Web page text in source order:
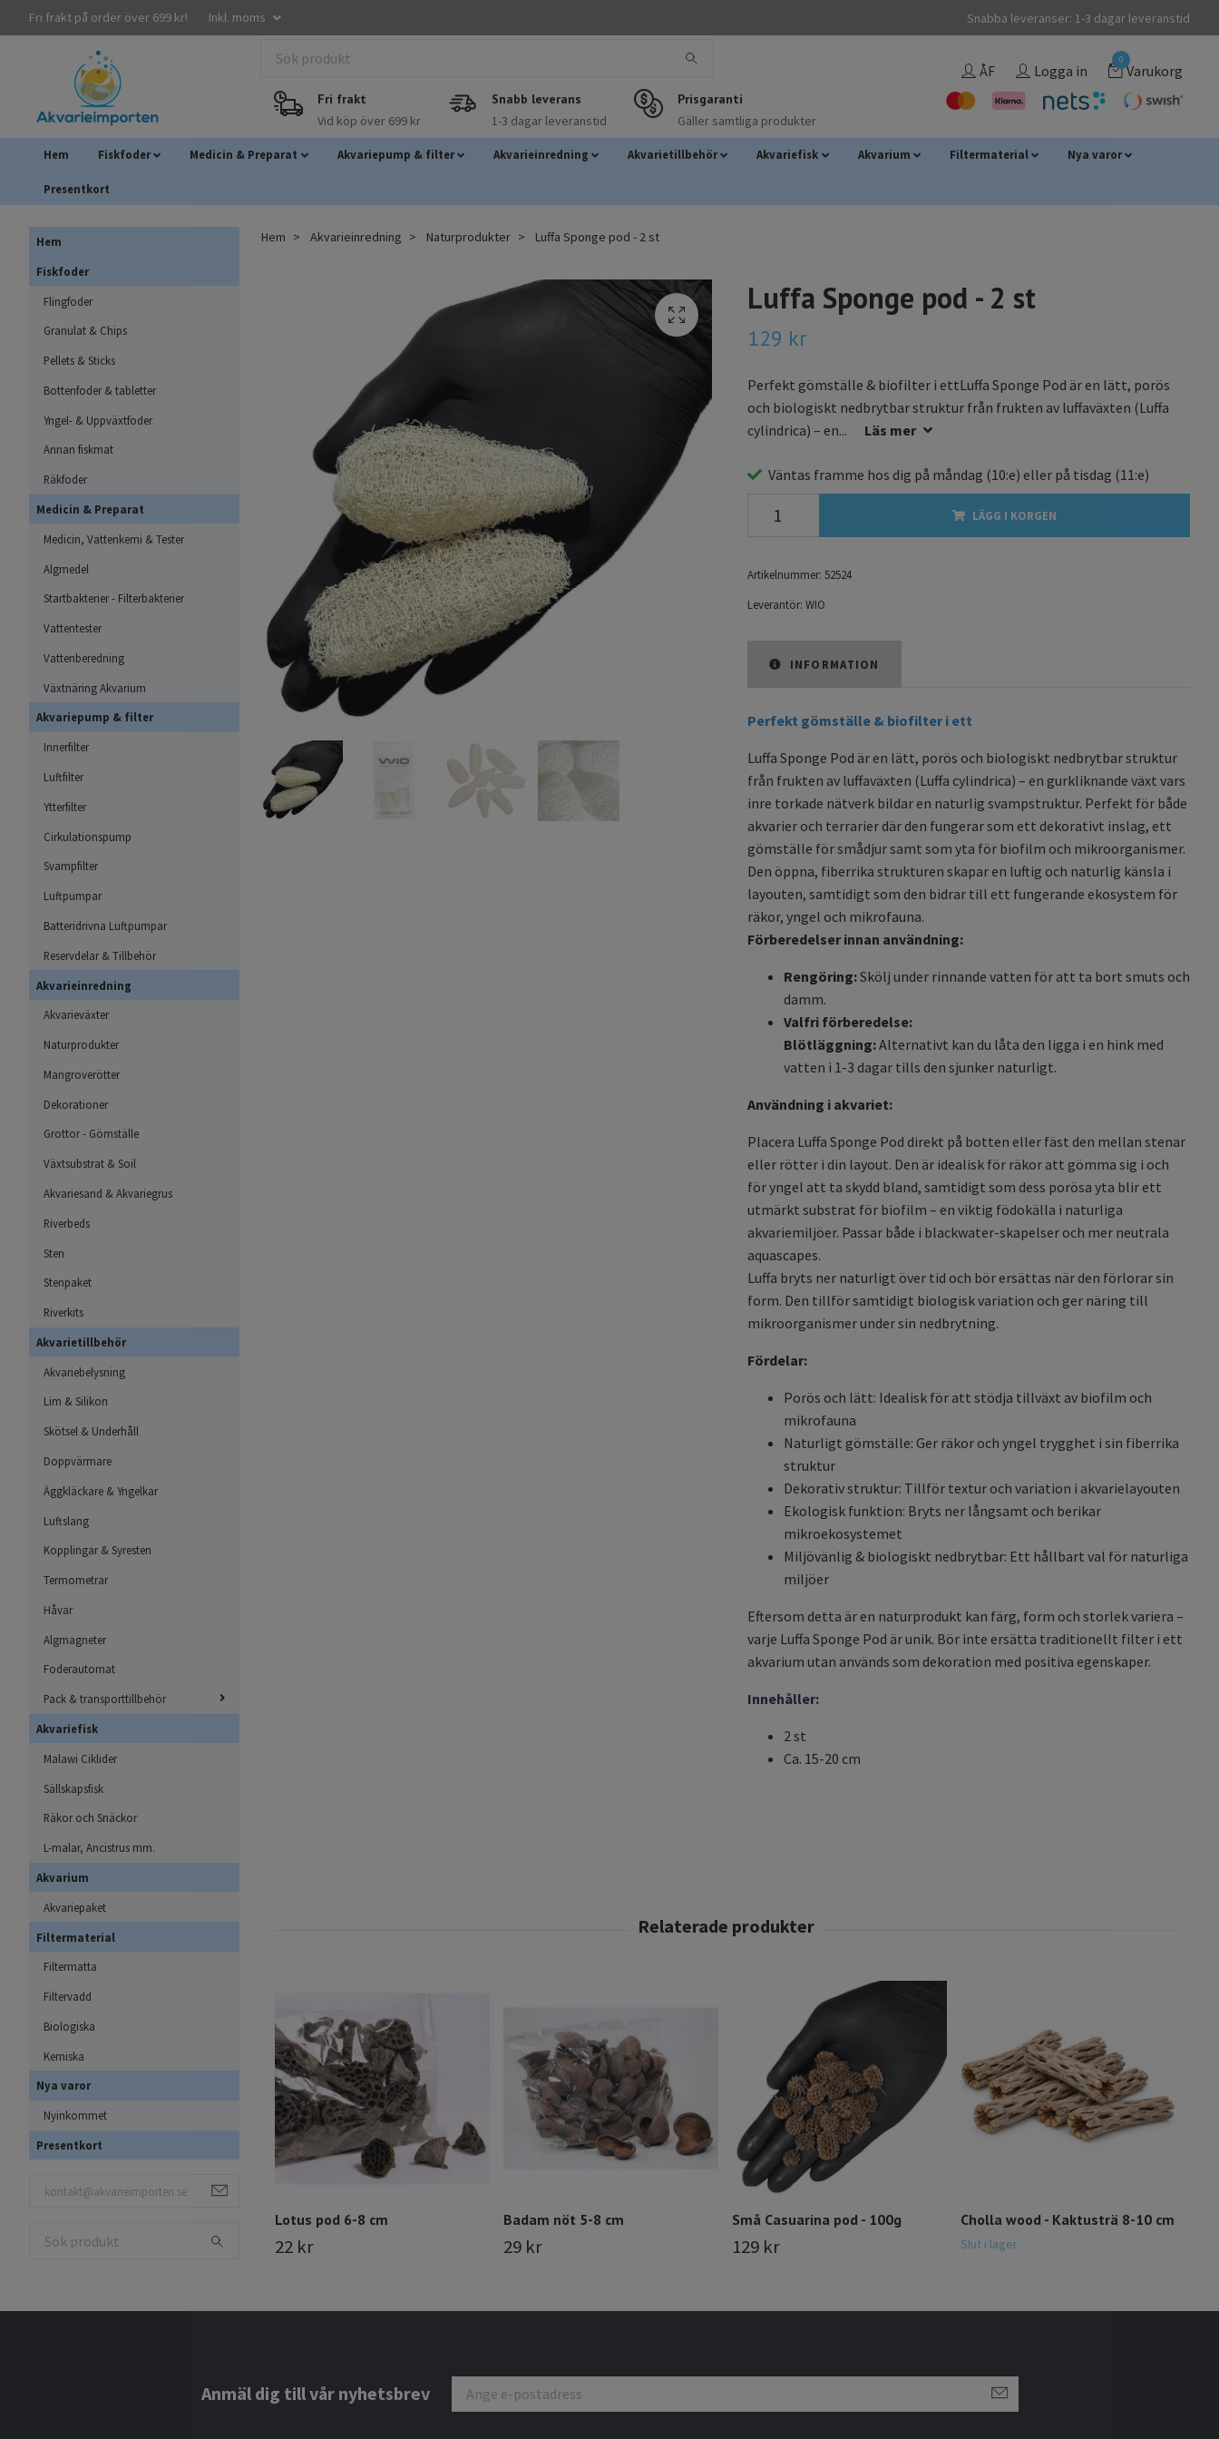
Fri frakt på order över 699 kr! Inkl. moms Snabba leveranser: 1-3 dagar leveranstid
Fri frakt
Vid köp över 699 kr
Snabb leverans
1-3 dagar leveranstid
Prisgaranti
Gäller samtliga produkter
ÅF Logga in
0
Varukorg
Hem Fiskfoder Medicin & Preparat Akvariepump & filter Akvarieinredning Akvarietillbehör Akvariefisk Akvarium Filtermaterial Nya varor
Presentkort
Hem
Fiskfoder
Flingfoder
Granulat & Chips
Pellets & Sticks
Bottenfoder & tabletter
Yngel- & Uppväxtfoder
Annan fiskmat
Räkfoder
Medicin & Preparat
Medicin, Vattenkemi & Tester
Algmedel
Startbakterier - Filterbakterier
Vattentester
Vattenberedning
Växtnäring Akvarium
Akvariepump & filter
Innerfilter
Luftfilter
Ytterfilter
Cirkulationspump
Svampfilter
Luftpumpar
Batteridrivna Luftpumpar
Reservdelar & Tillbehör
Akvarieinredning
Akvarieväxter
Naturprodukter
Mangroverötter
Dekorationer
Grottor - Gömställe
Växtsubstrat & Soil
Akvariesand & Akvariegrus
Riverbeds
Sten
Stenpaket
Riverkits
Akvarietillbehör
Akvariebelysning
Lim & Silikon
Skötsel & Underhåll
Doppvärmare
Äggkläckare & Yngelkar
Luftslang
Kopplingar & Syresten
Termometrar
Håvar
Algmagneter
Foderautomat
Pack & transporttillbehör
Akvariefisk
Malawi Ciklider
Sällskapsfisk
Räkor och Snäckor
L-malar, Ancistrus mm.
Akvarium
Akvariepaket
Filtermaterial
Filtermatta
Filtervadd
Biologiska
Kemiska
Nya varor
Nyinkommet
Presentkort
Hem Akvarieinredning Naturprodukter Luffa Sponge pod - 2 st
Luffa Sponge pod - 2 st
129 kr
Perfekt gömställe & biofilter i ettLuffa Sponge Pod är en lätt, porös
och biologiskt nedbrytbar struktur från frukten av luffaväxten (Luffa
cylindrica) – en...
Läs mer
Väntas framme hos dig på måndag (10:e) eller på tisdag (11:e)
LÄGG I KORGEN
Artikelnummer: 52524
Leverantör: WIO
INFORMATION
Perfekt gömställe & biofilter i ett
Luffa Sponge Pod är en lätt, porös och biologiskt nedbrytbar struktur
från frukten av luffaväxten (Luffa cylindrica) – en gurkliknande växt vars
inre torkade nätverk bildar en naturlig svampstruktur. Perfekt för både
akvarier och terrarier där den fungerar som ett dekorativt inslag, ett
gömställe för smådjur samt som yta för biofilm och mikroorganismer.
Den öppna, fiberrika strukturen skapar en luftig och naturlig känsla i
layouten, samtidigt som den bidrar till ett fungerande ekosystem för
räkor, yngel och mikrofauna.
Förberedelser innan användning:
Rengöring:Skölj under rinnande vatten för att ta bort smuts och
damm.
Valfri förberedelse:
Blötläggning:Alternativt kan du låta den ligga i en hink med
vatten i 1-3 dagar tills den sjunker naturligt.
Användning i akvariet:
Placera Luffa Sponge Pod direkt på botten eller fäst den mellan stenar
eller rötter i din layout. Den är idealisk för räkor att gömma sig i och
för yngel att ta skydd bland, samtidigt som dess porösa yta blir ett
utmärkt substrat för biofilm – en viktig födokälla i naturliga
akvariemiljöer. Passar både i blackwater-skapelser och mer neutrala
aquascapes.
Luffa bryts ner naturligt över tid och bör ersättas när den förlorar sin
form. Den tillför samtidigt biologisk variation och ger näring till
mikroorganismer under sin nedbrytning.
Fördelar:
Porös och lätt: Idealisk för att stödja tillväxt av biofilm och
mikrofauna
Naturligt gömställe: Ger räkor och yngel trygghet i sin fiberrika
struktur
Dekorativ struktur: Tillför textur och variation i akvarielayouten
Ekologisk funktion: Bryts ner långsamt och berikar
mikroekosystemet
Miljövänlig & biologiskt nedbrytbar: Ett hållbart val för naturliga
miljöer
Eftersom detta är en naturprodukt kan färg, form och storlek variera –
varje Luffa Sponge Pod är unik. Bör inte ersätta traditionellt filter i ett
akvarium utan används som dekoration med positiva egenskaper.
Innehåller:
2 st
Ca. 15-20 cm
Lotus pod 6-8 cm
22 kr
Badam nöt 5-8 cm
29 kr
Små Casuarina pod - 100g
129 kr
Cholla wood - Kaktusträ 8-10 cm
Slut i lager
Anmäl dig till vår nyhetsbrev